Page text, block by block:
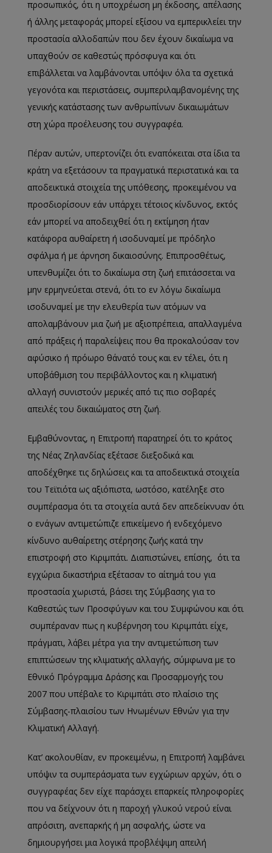
προσωπικός, ότι η υποχρέωση μη έκδοσης, απέλασης
ή άλλης μεταφοράς μπορεί εξίσου να εμπερικλείει την
προστασία αλλοδαπών που δεν έχουν δικαίωμα να
υπαχθούν σε καθεστώς πρόσφυγα και ότι
επιβάλλεται να λαμβάνονται υπόψιν όλα τα σχετικά
γεγονότα και περιστάσεις, συμπεριλαμβανομένης της
γενικής κατάστασης των ανθρωπίνων δικαιωμάτων
στη χώρα προέλευσης του συγγραφέα.
Πέραν αυτών, υπερτονίζει ότι εναπόκειται στα ίδια τα
κράτη να εξετάσουν τα πραγματικά περιστατικά και τα
αποδεικτικά στοιχεία της υπόθεσης, προκειμένου να
προσδιορίσουν εάν υπάρχει τέτοιος κίνδυνος, εκτός
εάν μπορεί να αποδειχθεί ότι η εκτίμηση ήταν
κατάφορα αυθαίρετη ή ισοδυναμεί με πρόδηλο
σφάλμα ή με άρνηση δικαιοσύνης. Επιπροσθέτως,
υπενθυμίζει ότι το δικαίωμα στη ζωή επιτάσσεται να
μην ερμηνεύεται στενά, ότι το εν λόγω δικαίωμα
ισοδυναμεί με την ελευθερία των ατόμων να
απολαμβάνουν μια ζωή με αξιοπρέπεια, απαλλαγμένα
από πράξεις ή παραλείψεις που θα προκαλούσαν τον
αφύσικο ή πρόωρο θάνατό τους και εν τέλει, ότι η
υποβάθμιση του περιβάλλοντος και η κλιματική
αλλαγή συνιστούν μερικές από τις πιο σοβαρές
απειλές του δικαιώματος στη ζωή.
Εμβαθύνοντας, η Επιτροπή παρατηρεί ότι το κράτος
της Νέας Ζηλανδίας εξέτασε διεξοδικά και
αποδέχθηκε τις δηλώσεις και τα αποδεικτικά στοιχεία
του Τεϊτιότα ως αξιόπιστα, ωστόσο, κατέληξε στο
συμπέρασμα ότι τα στοιχεία αυτά δεν απεδείκνυαν ότι
ο ενάγων αντιμετώπιζε επικείμενο ή ενδεχόμενο
κίνδυνο αυθαίρετης στέρησης ζωής κατά την
επιστροφή στο Κιριμπάτι. Διαπιστώνει, επίσης, ότι τα
εγχώρια δικαστήρια εξέτασαν το αίτημά του για
προστασία χωριστά, βάσει της Σύμβασης για το
Καθεστώς των Προσφύγων και του Συμφώνου και ότι
συμπέραναν πως η κυβέρνηση του Κιριμπάτι είχε,
πράγματι, λάβει μέτρα για την αντιμετώπιση των
επιπτώσεων της κλιματικής αλλαγής, σύμφωνα με το
Εθνικό Πρόγραμμα Δράσης και Προσαρμογής του
2007 που υπέβαλε το Κιριμπάτι στο πλαίσιο της
Σύμβασης-πλαισίου των Ηνωμένων Εθνών για την
Κλιματική Αλλαγή.
Κατ’ ακολουθίαν, εν προκειμένω, η Επιτροπή λαμβάνει
υπόψιν τα συμπεράσματα των εγχώριων αρχών, ότι o
συγγραφέας δεν είχε παράσχει επαρκείς πληροφορίες
που να δείχνουν ότι η παροχή γλυκού νερού είναι
απρόσιτη, ανεπαρκής ή μη ασφαλής, ώστε να
δημιουργήσει μια λογικά προβλέψιμη απειλή